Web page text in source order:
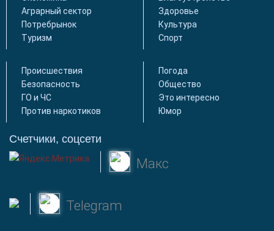
Аграрный сектор
Потребрынок
Туризм
Здоровье
Культура
Спорт
Происшествия
Безопасность
ГО и ЧС
Против наркотиков
Погода
Общество
Это интересно
Юмор
Счетчики, соцсети
Макс
Telegram